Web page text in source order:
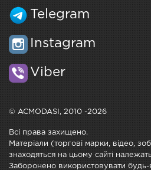
Telegram
Instagram
Viber
© ACMODASI, 2010 -2026
Всі права захищено.
Матеріали (торгові марки, відео,
знаходяться на цьому сайті
Заборонено використовувати будь-